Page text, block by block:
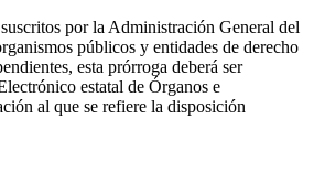
por la Administración General del
públicos y entidades de derecho
esta prórroga deberá ser
estatal de Órganos e
al que se refiere la disposición